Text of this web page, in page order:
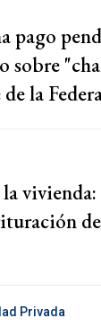
pago
sobre
la
Privada